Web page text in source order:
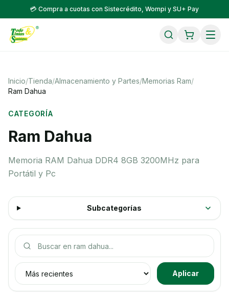
💳 Compra a cuotas con Sistecrédito, Wompi y SU+ Pay
Inicio/Tienda/Almacenamiento y Partes/Memorias Ram/
Ram Dahua
CATEGORÍA
Ram Dahua
Memoria RAM Dahua DDR4 8GB 3200MHz para
Portátil y Pc
Subcategorías
Buscar productos
Ordenar productos
Aplicar